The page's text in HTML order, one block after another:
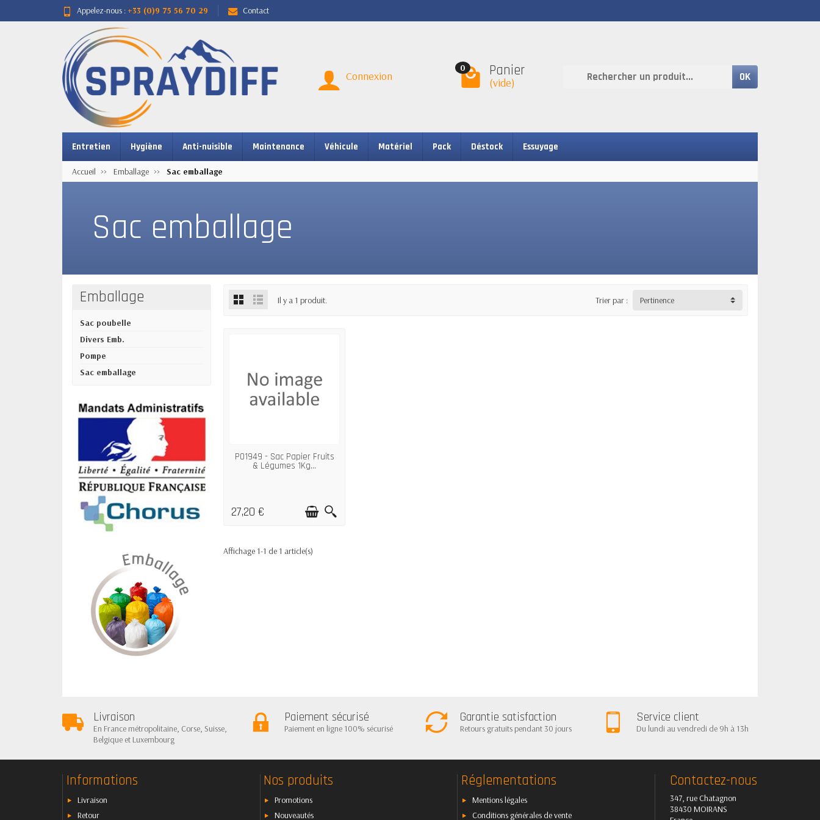
Appelez-nous : +33 (0)9 75 56 70 29 Contact
Connexion
0 Panier
(vide) OK
Entretien Hygiène Anti-nuisible Maintenance Véhicule Matériel Pack Déstock Essuyage
Accueil Emballage Sac emballage
Sac emballage
Emballage
Sac poubelle
Divers Emb.
Pompe
Sac emballage
Il y a 1 produit. Trier par : Pertinence
P01949 - Sac Papier Fruits
& Légumes 1Kg...
27,20 €
Affichage 1-1 de 1 article(s)
Livraison
En France métropolitaine, Corse, Suisse,
Belgique et Luxembourg
Paiement sécurisé
Paiement en ligne 100% sécurisé
Garantie satisfaction
Retours gratuits pendant 30 jours
Service client
Du lundi au vendredi de 9h à 13h
Informations
Livraison
Retour
Nos produits
Promotions
Nouveautés
Réglementations
Mentions légales
Conditions générales de vente
Contactez-nous
347, rue Chatagnon
38430 MOIRANS